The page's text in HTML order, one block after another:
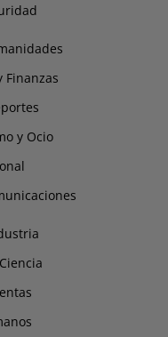
Finanzas
y Ocio